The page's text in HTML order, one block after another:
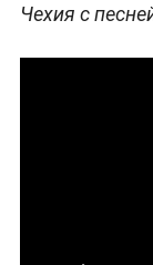
Чехия с